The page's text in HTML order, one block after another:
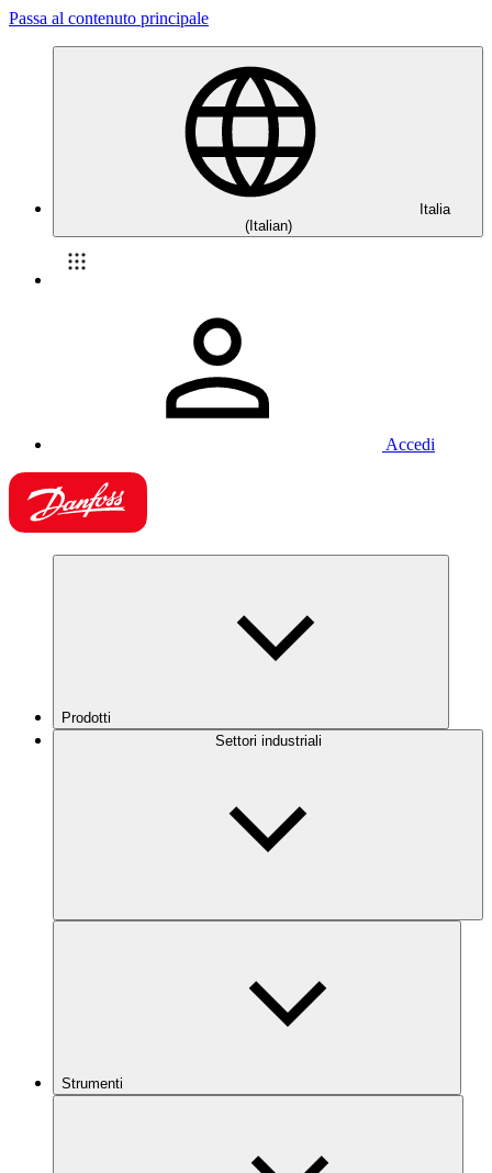
Passa al contenuto principale
Italia
(Italian)
Accedi
Prodotti
Settori industriali
Strumenti